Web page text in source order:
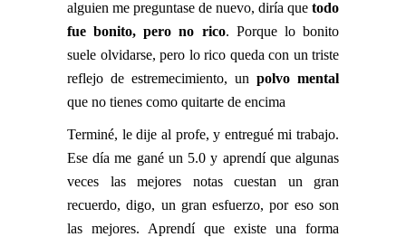
alguien me preguntase de nuevo, diría que todo
fue bonito, pero no rico. Porque lo bonito
suele olvidarse, pero lo rico queda con un triste
reflejo de estremecimiento, un polvo mental
que no tienes como quitarte de encima
Terminé, le dije al profe, y entregué mi trabajo.
Ese día me gané un 5.0 y aprendí que algunas
veces las mejores notas cuestan un gran
recuerdo, digo, un gran esfuerzo, por eso son
las mejores. Aprendí que existe una forma